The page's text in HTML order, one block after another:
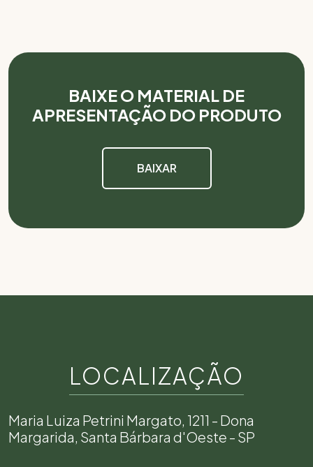
BAIXE O MATERIAL DE
APRESENTAÇÃO DO PRODUTO
BAIXAR
LOCALIZAÇÃO
Maria Luiza Petrini Margato, 1211 - Dona
Margarida, Santa Bárbara d'Oeste - SP